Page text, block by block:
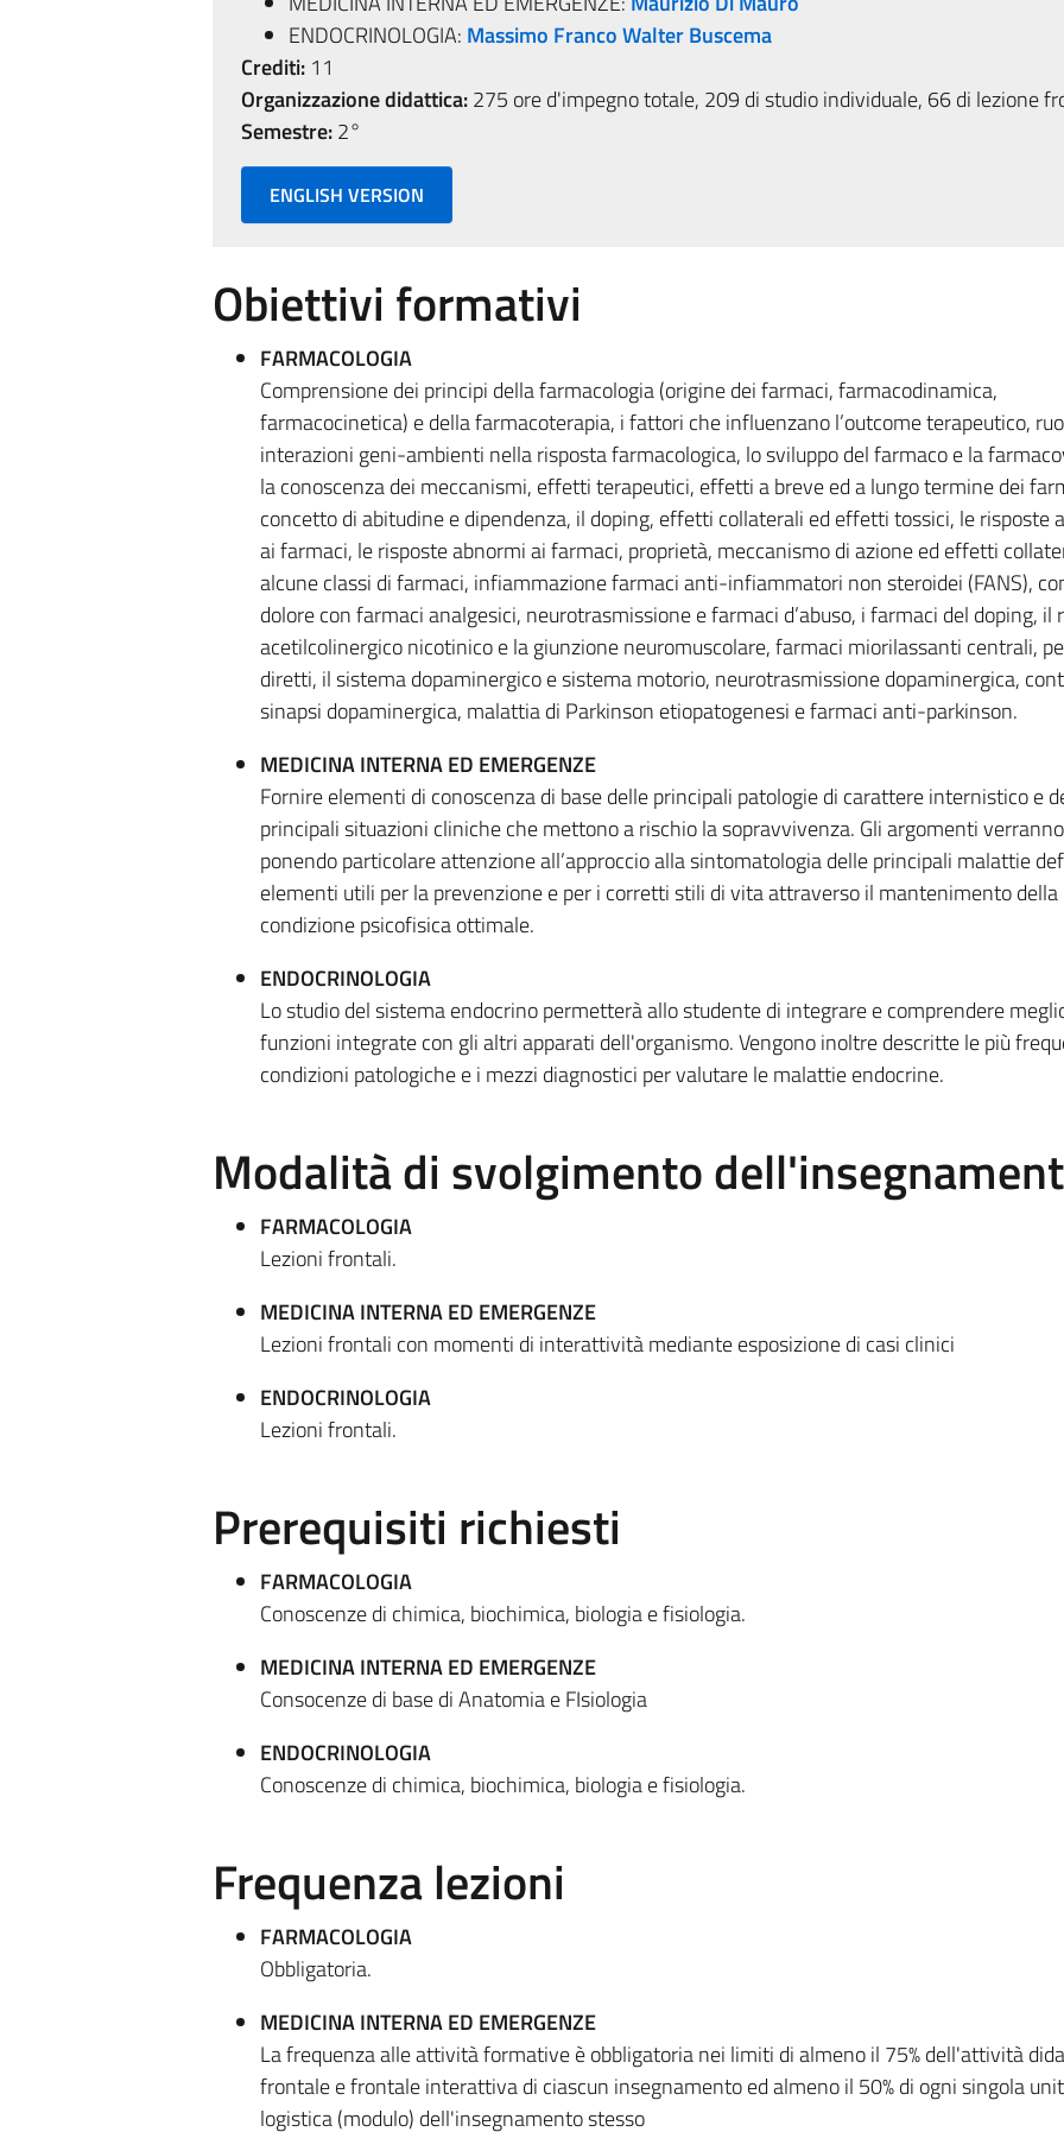
ENDOCRINOLOGIA: Massimo Franco Walter Buscema
Crediti:11
Organizzazione didattica:275 ore d'impegno totale, 209 di studio individuale, 66 di lezione
Semestre:2°
ENGLISH VERSION
Obiettivi formativi
FARMACOLOGIA
Comprensione dei principi della farmacologia (origine dei farmaci, farmacodinamica,
farmacocinetica) e della farmacoterapia, i fattori che influenzano l’outcome terapeutico,
interazioni geni-ambienti nella risposta farmacologica, lo sviluppo del farmaco e la
la conoscenza dei meccanismi, effetti terapeutici, effetti a breve ed a lungo termine dei
concetto di abitudine e dipendenza, il doping, effetti collaterali ed effetti tossici, le risposte
ai farmaci, le risposte abnormi ai farmaci, proprietà, meccanismo di azione ed effetti
alcune classi di farmaci, infiammazione farmaci anti-infiammatori non steroidei (FANS),
dolore con farmaci analgesici, neurotrasmissione e farmaci d’abuso, i farmaci del doping, il
acetilcolinergico nicotinico e la giunzione neuromuscolare, farmaci miorilassanti centrali,
diretti, il sistema dopaminergico e sistema motorio, neurotrasmissione dopaminergica,
sinapsi dopaminergica, malattia di Parkinson etiopatogenesi e farmaci anti-parkinson.
MEDICINA INTERNA ED EMERGENZE
Fornire elementi di conoscenza di base delle principali patologie di carattere internistico e
principali situazioni cliniche che mettono a rischio la sopravvivenza. Gli argomenti
ponendo particolare attenzione all’approccio alla sintomatologia delle principali malattie
elementi utili per la prevenzione e per i corretti stili di vita attraverso il mantenimento della
condizione psicofisica ottimale.
ENDOCRINOLOGIA
Lo studio del sistema endocrino permetterà allo studente di integrare e comprendere
funzioni integrate con gli altri apparati dell'organismo. Vengono inoltre descritte le più
condizioni patologiche e i mezzi diagnostici per valutare le malattie endocrine.
Modalità di svolgimento
FARMACOLOGIA
Lezioni frontali.
MEDICINA INTERNA ED EMERGENZE
Lezioni frontali con momenti di interattività mediante esposizione di casi clinici
ENDOCRINOLOGIA
Lezioni frontali.
Prerequisiti richiesti
FARMACOLOGIA
Conoscenze di chimica, biochimica, biologia e fisiologia.
MEDICINA INTERNA ED EMERGENZE
Consocenze di base di Anatomia e FIsiologia
ENDOCRINOLOGIA
Conoscenze di chimica, biochimica, biologia e fisiologia.
Frequenza lezioni
FARMACOLOGIA
Obbligatoria.
MEDICINA INTERNA ED EMERGENZE
La frequenza alle attività formative è obbligatoria nei limiti di almeno il 75% dell'attività
frontale e frontale interattiva di ciascun insegnamento ed almeno il 50% di ogni singola
logistica (modulo) dell'insegnamento stesso